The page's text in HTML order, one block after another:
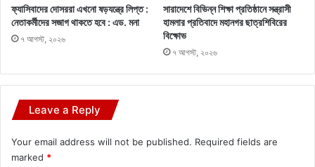
ফ্যাসিবাদের দোসররা এখনো ষড়যন্ত্রে লিপ্ত :
নেতাকর্মীদের সজাগ থাকতে হবে : এড. মনা
৭ আগস্ট, ২০২৬
সারাদেশে বিভিন্ন শিক্ষা প্রতিষ্ঠানে সন্ত্রাসী
হামলার প্রতিবাদে মহানগর ছাত্রশিবিরের
বিক্ষোভ
৭ আগস্ট, ২০২৬
Leave a Reply
Your email address will not be published. Required fields are
marked *